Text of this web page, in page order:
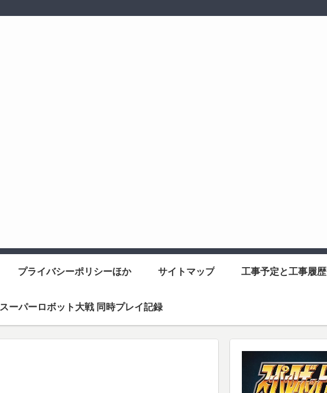
プライバシーポリシーほか サイトマップ 工事予定と工事履歴
スーパーロボット大戦 同時プレイ記録